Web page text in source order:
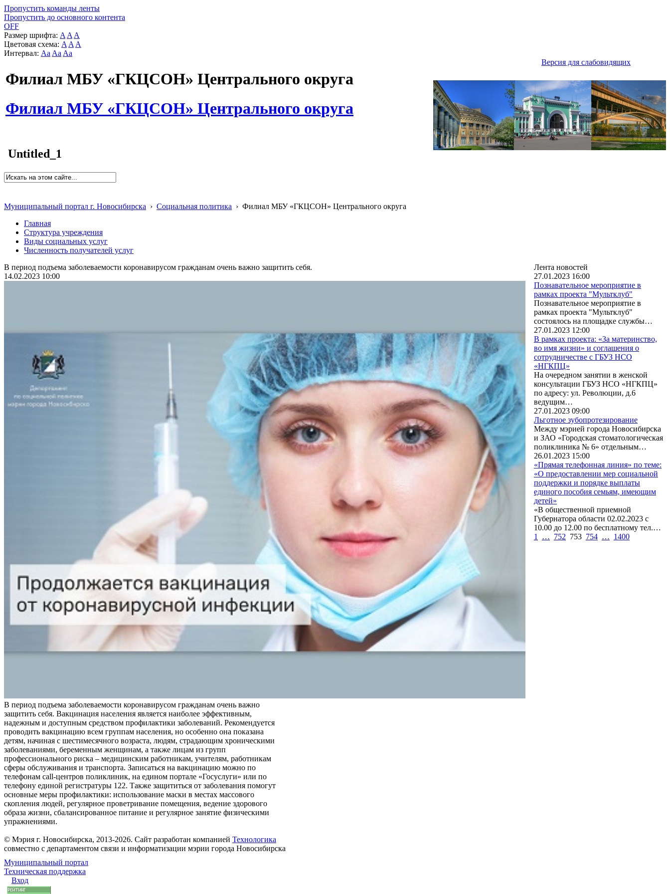
Пропустить команды ленты
Пропустить до основного контента
OFF
Размер шрифта: A A A
Цветовая схема: A A A
Интервал: Aa Aa Aa
Версия для слабовидящих
Филиал МБУ «ГКЦСОН» Центрального округа
Филиал МБУ «ГКЦСОН» Центрального округа
Untitled_1
Муниципальный портал г. Новосибирска › Социальная политика › Филиал МБУ «ГКЦСОН» Центрального округа
Главная
Структура учреждения
Виды социальных услуг
Численность получателей услуг
В период подъема заболеваемости коронавирусом гражданам очень важно защитить себя.
14.02.2023 10:00
В период подъема заболеваемости коронавирусом гражданам очень важно
защитить себя. Вакцинация населения является наиболее эффективным,
надежным и доступным средством профилактики заболеваний. Рекомендуется
проводить вакцинацию всем группам населения, но особенно она показана
детям, начиная с шестимесячного возраста, людям, страдающим хроническими
заболеваниями, беременным женщинам, а также лицам из групп
профессионального риска – медицинским работникам, учителям, работникам
сферы обслуживания и транспорта. Записаться на вакцинацию можно по
телефонам call-центров поликлиник, на едином портале «Госуслуги» или по
телефону единой регистратуры 122. Также защититься от заболевания помогут
основные меры профилактики: использование маски в местах массового
скопления людей, регулярное проветривание помещения, ведение здорового
образа жизни, сбалансированное питание и регулярное занятие физическими
упражнениями.
Лента новостей
27.01.2023 16:00
Познавательное мероприятие в
рамках проекта "Мультклуб"
Познавательное мероприятие в
рамках проекта "Мультклуб"
состоялось на площадке службы…
27.01.2023 12:00
В рамках проекта: «За материнство,
во имя жизни» и соглашения о
сотрудничестве с ГБУЗ НСО
«НГКПЦ»
На очередном занятии в женской
консультации ГБУЗ НСО «НГКПЦ»
по адресу: ул. Революции, д.6
ведущим…
27.01.2023 09:00
Льготное зубопротезирование
Между мэрией города Новосибирска
и ЗАО «Городская стоматологическая
поликлиника № 6» отдельным…
26.01.2023 15:00
«Прямая телефонная линия» по теме:
«О предоставлении мер социальной
поддержки и порядке выплаты
единого пособия семьям, имеющим
детей»
«В общественной приемной
Губернатора области 02.02.2023 с
10.00 до 12.00 по бесплатному тел.…
1
… 752 753 754 … 1400
© Мэрия г. Новосибирска, 2013-2026. Сайт разработан компанией Технологика
совместно с департаментом связи и информатизации мэрии города Новосибирска
Муниципальный портал
Техническая поддержка
Вход